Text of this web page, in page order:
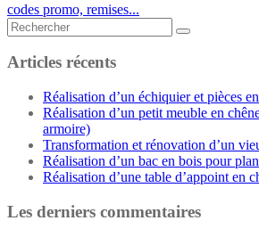
codes promo, remises...
Rechercher...
Articles récents
Réalisation d’un échiquier et pièces
Réalisation d’un petit meuble en
armoire)
Transformation et rénovation d’un
Réalisation d’un bac en bois pour
Réalisation d’une table d’appoint en
Les derniers commentaires